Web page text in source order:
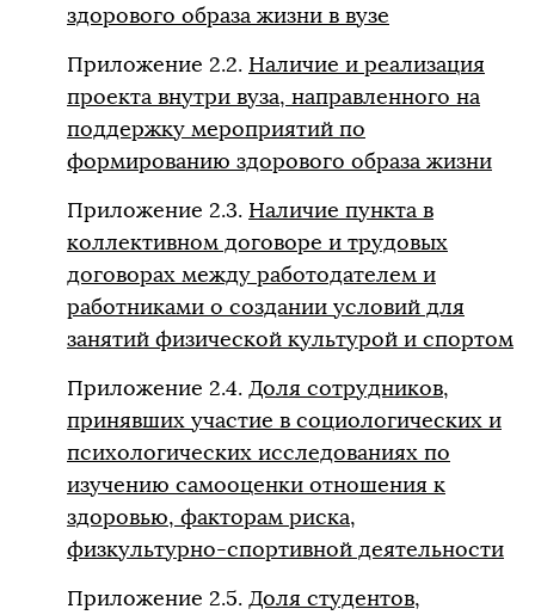
здорового образа жизни в вузе
Приложение 2.2. Наличие и реализация
проекта внутри вуза, направленного на
поддержку мероприятий по
формированию здорового образа жизни
Приложение 2.3. Наличие пункта в
коллективном договоре и трудовых
договорах между работодателем и
работниками о создании условий для
занятий физической культурой и спортом
Приложение 2.4. Доля сотрудников,
принявших участие в социологических и
психологических исследованиях по
изучению самооценки отношения к
здоровью, факторам риска,
физкультурно-спортивной деятельности
Приложение 2.5. Доля студентов,